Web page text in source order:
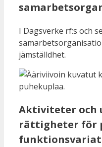
I Dagsverke rf:s och
jämställdhet.
Aktiviteter och
rättigheter för